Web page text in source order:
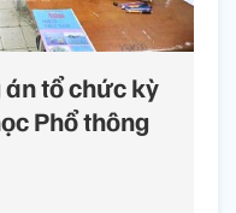
tổ chức kỳ
Phổ thông